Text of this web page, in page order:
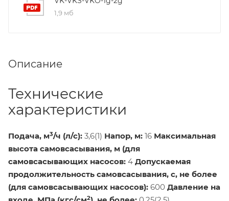
1,9 мб
Описание
Технические
характеристики
Подача, м3/ч (л/с): 3,6(1) Напор, м: 16 Максимальная
высота самовсасывания, м (для
самовсасывающих насосов: 4 Допускаемая
продолжительность самовсасывания, с, не более
(для самовсасывающих насосов): 600 Давление на
2